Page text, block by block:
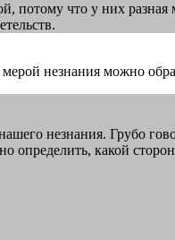
потому что у них
незнания можно
незнания. Грубо
определить, какой